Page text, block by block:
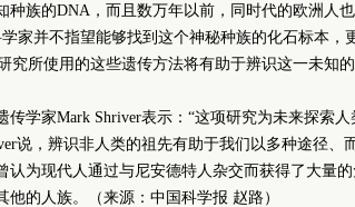
种族的DNA，而且数万年以前，同时代的欧洲人
家并不指望能够找到这个神秘种族的化石标本，
究所使用的这些遗传方法将有助于辨识这一未知的
传学家Mark Shriver表示：“这项研究为未来探索
说，辨识非人类的祖先有助于我们以多种途径、
认为现代人通过与尼安德特人杂交而获得了大量
的人族。（来源：中国科学报 赵路）